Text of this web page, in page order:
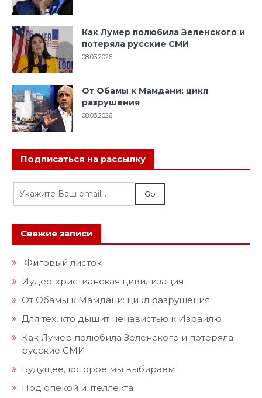
Как Лумер полюбила Зеленского и
потеряла русские СМИ
08.03.2026
От Обамы к Мамдани: цикл
разрушения
08.03.2026
Подписаться на рассылку
Свежие записи
Фиговый листок
Иудео-христианская цивилизация
От Обамы к Мамдани: цикл разрушения
Для тех, кто дышит ненавистью к Израилю
Как Лумер полюбила Зеленского и потеряла
русские СМИ
Будущее, которое мы выбираем
Под опекой интеллекта